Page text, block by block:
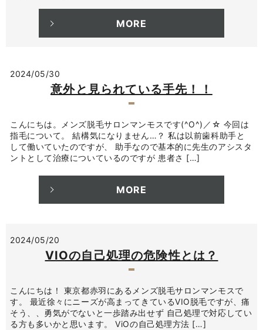
MORE
2024/05/30
意外と見られている手先！！
こんにちは。メンズ脱毛サロンマンモスです(^O^)／☆ 今回は
指毛について。 結構気になりません…？ 私は以前歯科助手と
して働いていたのですが、 助手なので基本的に先生のアシスタ
ントとして治療についているのですが 患者さ […]
MORE
2024/05/20
VIOの自己処理の危険性とは？
こんにちは！ 東京都赤羽にあるメンズ脱毛サロンマンモスで
す。 最近徐々にニーズが高まってきているVIO脱毛ですが、痛
そう、、勇気がでないと一歩踏み出せず 自己処理で対応してい
る方も多いかと思います。 ViOの自己処理方法 […]